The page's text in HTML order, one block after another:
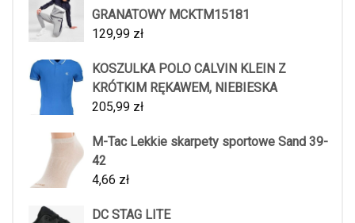
GRANATOWY MCKTM15181
129,99 zł
KOSZULKA POLO CALVIN KLEIN Z
KRÓTKIM RĘKAWEM, NIEBIESKA
205,99 zł
M-Tac Lekkie skarpety sportowe Sand 39-
42
4,66 zł
DC STAG LITE